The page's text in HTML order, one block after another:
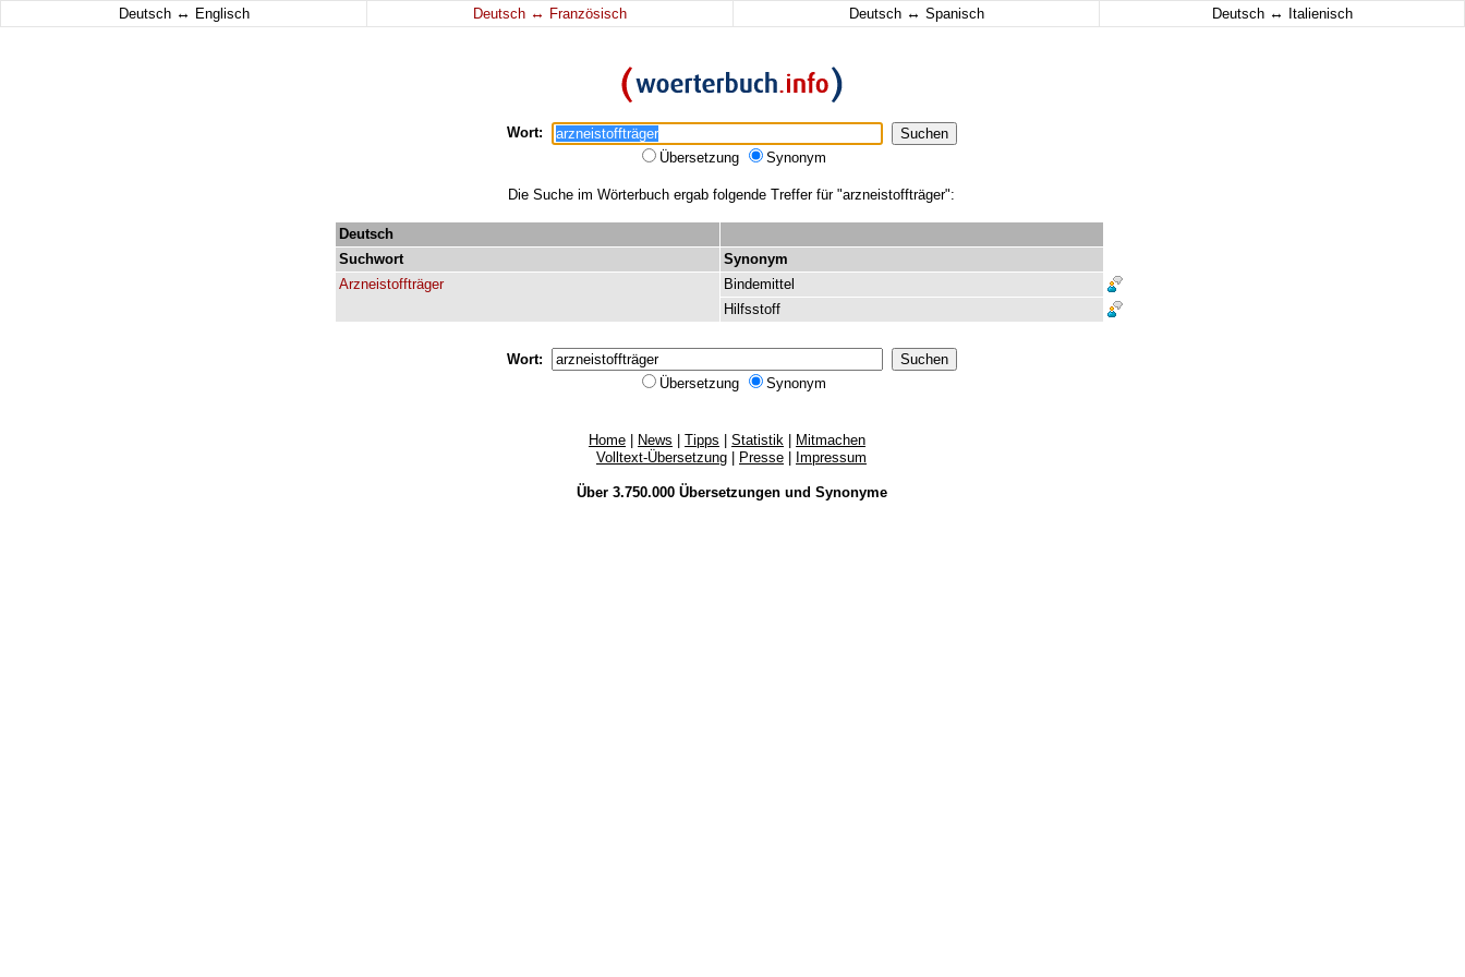
Deutsch ↔ Englisch Deutsch ↔ Französisch Deutsch ↔ Spanisch Deutsch ↔ Italienisch
Wort:
Übersetzung
Synonym
Die Suche im Wörterbuch ergab folgende Treffer für "arzneistoffträger":
Deutsch
Suchwort
Synonym
Arzneistoffträger
Bindemittel
Hilfsstoff
Wort:
Übersetzung
Synonym
Home News Tipps Statistik
Mitmachen
Volltext-Übersetzung
Presse Impressum
Über 3.750.000 Übersetzungenund Synonyme